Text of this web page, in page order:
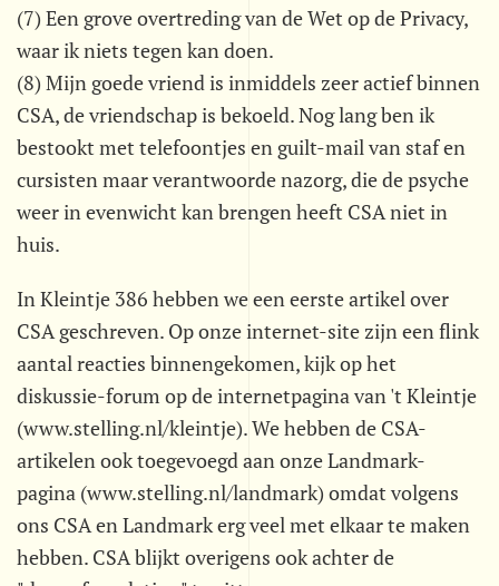
(7) Een grove overtreding van de Wet op de Privacy,
waar ik niets tegen kan doen.
(8) Mijn goede vriend is inmiddels zeer actief binnen
CSA, de vriendschap is bekoeld. Nog lang ben ik
bestookt met telefoontjes en guilt-mail van staf en
cursisten maar verantwoorde nazorg, die de psyche
weer in evenwicht kan brengen heeft CSA niet in
huis.
In Kleintje 386 hebben we een eerste artikel over
CSA geschreven. Op onze internet-site zijn een flink
aantal reacties binnengekomen, kijk op het
diskussie-forum op de internetpagina van 't Kleintje
(www.stelling.nl/kleintje). We hebben de CSA-
artikelen ook toegevoegd aan onze Landmark-
pagina (www.stelling.nl/landmark) omdat volgens
ons CSA en Landmark erg veel met elkaar te maken
hebben. CSA blijkt overigens ook achter de